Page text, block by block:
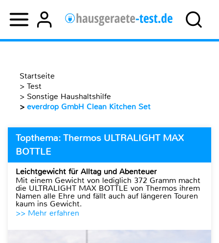
Startseite
> Test
> Sonstige Haushaltshilfe
> everdrop GmbH Clean Kitchen Set
Topthema: Thermos ULTRALIGHT MAX
BOTTLE
Leichtgewicht für Alltag und Abenteuer
Mit einem Gewicht von lediglich 372 Gramm macht
die ULTRALIGHT MAX BOTTLE von Thermos ihrem
Namen alle Ehre und fällt auch auf längeren Touren
kaum ins Gewicht.
>> Mehr erfahren